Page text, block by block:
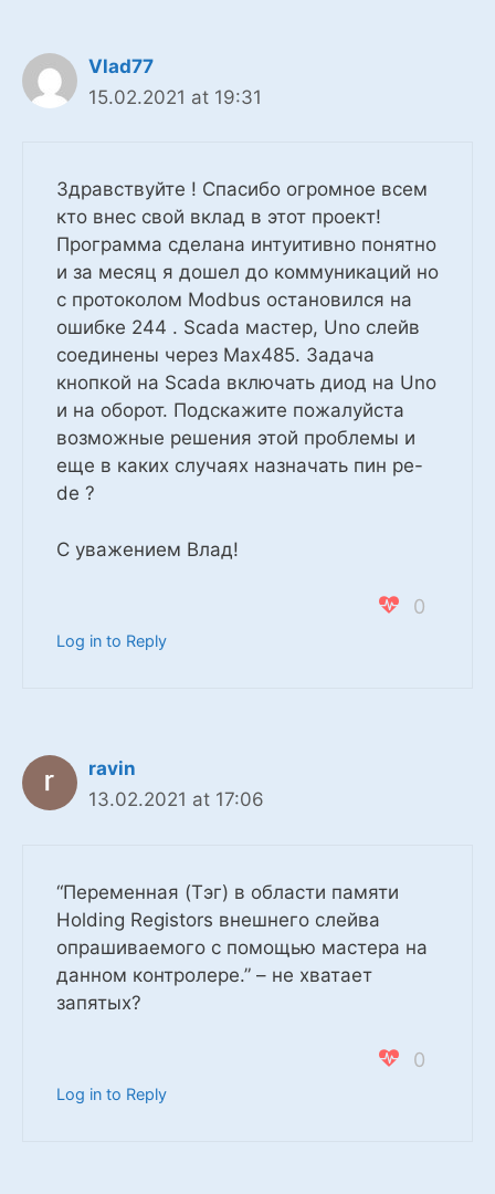
Vlad77
15.02.2021 at 19:31
Здравствуйте ! Спасибо огромное всем
кто внес свой вклад в этот проект!
Программа сделана интуитивно понятно
и за месяц я дошел до коммуникаций но
с протоколом Modbus остановился на
ошибке 244 . Scada мастер, Uno слейв
соединены через Max485. Задача
кнопкой на Scada включать диод на Uno
и на оборот. Подскажите пожалуйста
возможные решения этой проблемы и
еще в каких случаях назначать пин pe-
de ?
С уважением Влад!
0
Log in to Reply
ravin
13.02.2021 at 17:06
“Переменная (Тэг) в области памяти
Holding Registors внешнего слейва
опрашиваемого с помощью мастера на
данном контролере.” – не хватает
запятых?
0
Log in to Reply